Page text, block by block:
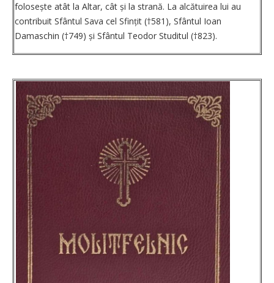
folosește atât la Altar, cât și la strană. La alcătuirea lui au
contribuit Sfântul Sava cel Sfințit (†581), Sfântul Ioan
Damaschin (†749) și Sfântul Teodor Studitul (†823).